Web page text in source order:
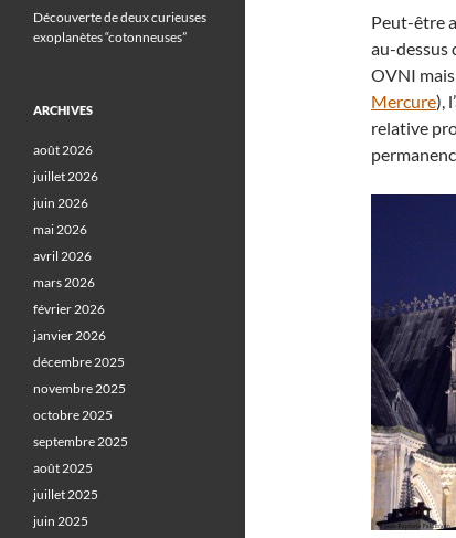
Peut-être
au-dessus
OVNI
Mercure),
relative
Découverte de deux curieuses
exoplanètes “cotonneuses”
ARCHIVES
août 2026
juillet 2026
juin 2026
mai 2026
avril 2026
mars 2026
février 2026
janvier 2026
décembre 2025
novembre 2025
octobre 2025
septembre 2025
août 2025
juillet 2025
juin 2025